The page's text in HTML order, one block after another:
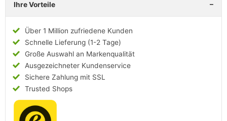
Ihre Vorteile
Über 1 Million zufriedene Kunden
Schnelle Lieferung (1-2 Tage)
Große Auswahl an Markenqualität
Ausgezeichneter Kundenservice
Sichere Zahlung mit SSL
Trusted Shops